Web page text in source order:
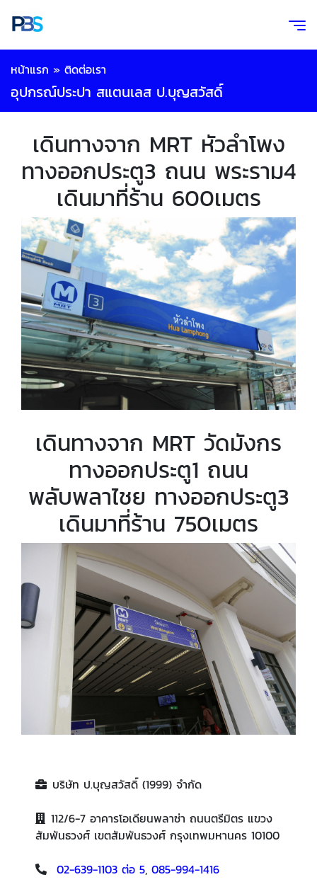
หน้าแรก » ติดต่อเรา
อุปกรณ์ประปา สแตนเลส ป.บุญสวัสดิ์
เดินทางจาก MRT หัวลำโพง
ทางออกประตู3 ถนน พระราม4
เดินมาที่ร้าน 600เมตร
เดินทางจาก MRT วัดมังกร
ทางออกประตู1 ถนน
พลับพลาไชย ทางออกประตู3
เดินมาที่ร้าน 750เมตร
บริษัท ป.บุญสวัสดิ์ (1999) จำกัด
112/6-7 อาคารโอเดียนพลาซ่า ถนนตรีมิตร แขวง
สัมพันธวงศ์ เขตสัมพันธวงศ์ กรุงเทพมหานคร 10100
02-639-1103 ต่อ 5, 085-994-1416